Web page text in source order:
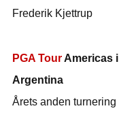
Frederik Kjettrup
PGA Tour Americas i
Argentina
Årets anden turnering